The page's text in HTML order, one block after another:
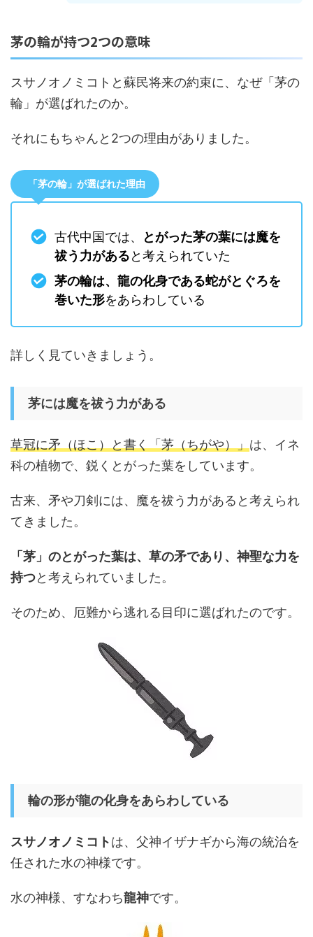
茅の輪が持つ2つの意味
スサノオノミコトと蘇民将来の約束に、なぜ「茅の
輪」が選ばれたのか。
それにもちゃんと2つの理由がありました。
「茅の輪」が選ばれた理由
古代中国では、
とがった茅の葉には魔を
祓う力があると考えられていた
茅の輪は、龍の化身である蛇がとぐろを
巻いた形をあらわしている
詳しく見ていきましょう。
茅には魔を祓う力がある
草冠に矛（ほこ）と書く「茅（ちがや）」 は、イネ
科の植物で、鋭くとがった葉をしています。
古来、矛や刀剣には、魔を祓う力があると考えられ
てきました。
「茅」のとがった葉は、草の矛であり、神聖な力を
持つと考えられていました。
そのため、厄難から逃れる目印に選ばれたのです。
輪の形が龍の化身をあらわしている
スサノオノミコトは、父神イザナギから海の統治を
任された水の神様です。
水の神様、すなわち龍神です。